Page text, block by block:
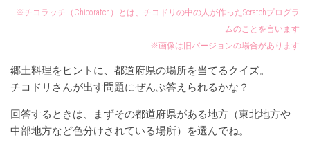
※チコラッチ（Chicoratch）とは、チコドリの中の人が作ったScratchプログラ
ムのことを言います
※画像は旧バージョンの場合があります
郷土料理をヒントに、都道府県の場所を当てるクイズ。
チコドリさんが出す問題にぜんぶ答えられるかな？
回答するときは、まずその都道府県がある地方（東北地方や
中部地方など色分けされている場所）を選んでね。